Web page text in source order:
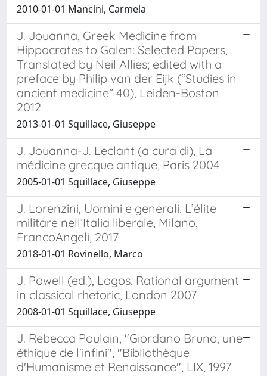
2010-01-01 Mancini, Carmela
J. Jouanna, Greek Medicine from
Hippocrates to Galen: Selected Papers,
Translated by Neil Allies; edited with a
preface by Philip van der Eijk (“Studies in
ancient medicine” 40), Leiden-Boston
2012
2013-01-01 Squillace, Giuseppe
J. Jouanna-J. Leclant (a cura di), La
médicine grecque antique, Paris 2004
2005-01-01 Squillace, Giuseppe
J. Lorenzini, Uomini e generali. L’élite
militare nell’Italia liberale, Milano,
FrancoAngeli, 2017
2018-01-01 Rovinello, Marco
J. Powell (ed.), Logos. Rational argument
in classical rhetoric, London 2007
2008-01-01 Squillace, Giuseppe
J. Rebecca Poulain, "Giordano Bruno, une
éthique de l'infini", "Bibliothèque
d'Humanisme et Renaissance", LIX, 1997